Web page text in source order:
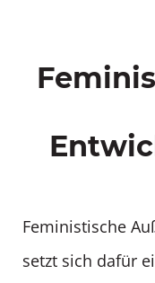
Feministische
setzt sich dafür